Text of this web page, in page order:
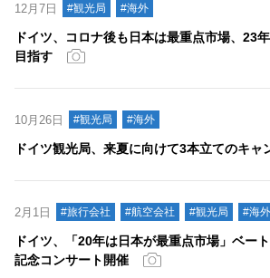
12月7日 #観光局 #海外
ドイツ、コロナ後も日本は最重点市場、23
目指す
10月26日 #観光局 #海外
ドイツ観光局、来夏に向けて3本立てのキャ
2月1日 #旅行会社 #航空会社 #観光局 #海外
ドイツ、「20年は日本が最重点市場」ベー
記念コンサート開催